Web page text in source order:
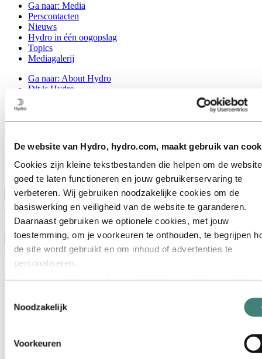
De website van Hydro, hydro.com, maakt gebruik van
Cookies zijn kleine tekstbestanden die helpen om de website
goed te laten functioneren en jouw gebruikerservaring te
verbeteren. Wij gebruiken noodzakelijke cookies om de
basiswerking en veiligheid van de website te garanderen.
Daarnaast gebruiken we optionele cookies, met jouw
toestemming, om je voorkeuren te onthouden, te begrijpen
de site wordt gebruikt en om inhoud of advertenties te
personaliseren.
advertenties. Deze derden kunnen informatie die zij via jouw
gebruik van onze website verzamelen, combineren met
verzameld via jouw gebruik van hun diensten. De derde
Noodzakelijk
Voorkeuren
Ga naar: Media
Perscontacten
Nieuws
Hydro in één oogopslag
Topics
Mediagalerij
Ga naar: About Hydro
Dit is Hydro
Onze strategie
België
Luxemburg
Inkoop
Verhalen van Hydro
Terug naar hoofdmenu
Sluiten